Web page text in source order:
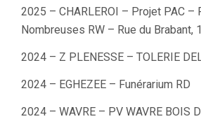
2025 – CHARLEROI – Projet PAC –
Nombreuses RW – Rue du Brabant, 1
2024 – Z PLENESSE – TOLERIE
2024 – EGHEZEE – Funérarium RD
2024 – WAVRE – PV WAVRE BOIS